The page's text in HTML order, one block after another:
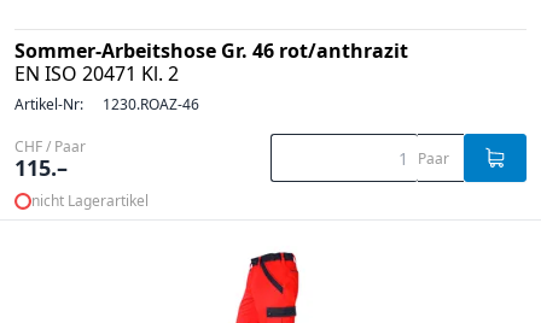
Sommer-Arbeitshose Gr. 46 rot/anthrazit
EN ISO 20471 Kl. 2
Artikel-Nr: 1230.ROAZ-46
CHF / Paar
115.– Paar
nicht Lagerartikel